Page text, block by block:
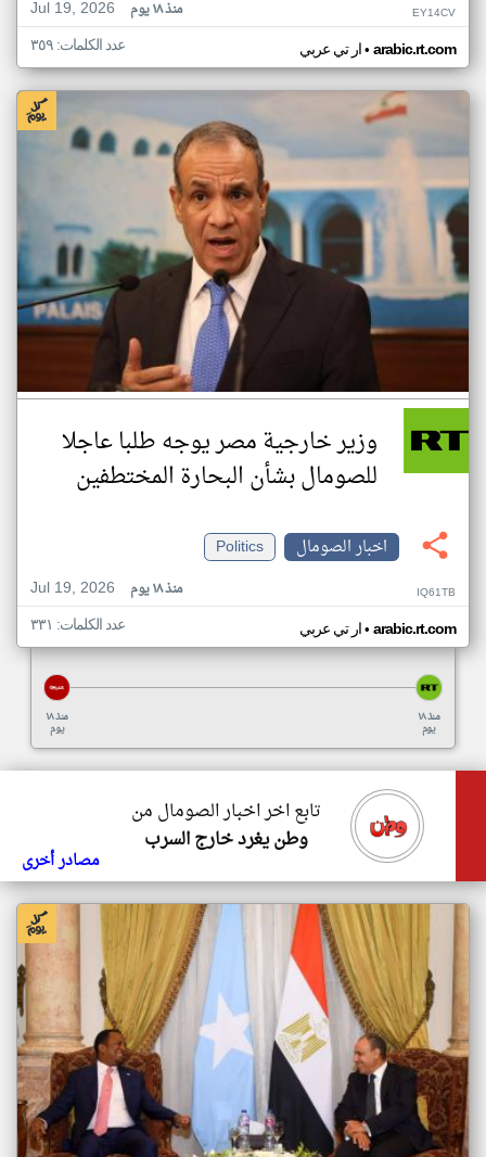
Jul 19, 2026
منذ ١٨ يوم EY14CV
ار تي عربي• arabic.rt.com عدد الكلمات: ٣٥٩
وزير خارجية مصر يوجه طلبا عاجلا
للصومال بشأن البحارة المختطفين
اخبار الصومال
Politics
Jul 19, 2026
منذ ١٨ يوم IQ61TB
ار تي عربي• arabic.rt.com عدد الكلمات: ٣٣١
منذ ١٨
يوم
منذ ١٨
يوم
تابع اخر اخبار الصومال من
وطن يغرد خارج السرب
مصادر أخرى